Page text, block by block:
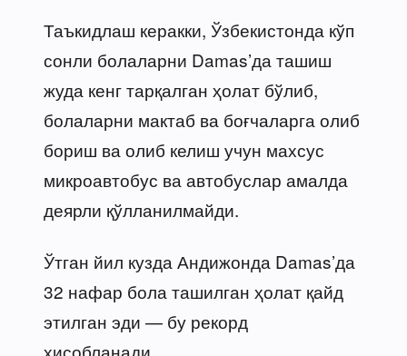
Таъкидлаш керакки, Ўзбекистонда кўп
сонли болаларни Damas’да ташиш
жуда кенг тарқалган ҳолат бўлиб,
болаларни мактаб ва боғчаларга олиб
бориш ва олиб келиш учун махсус
микроавтобус ва автобуслар амалда
деярли қўлланилмайди.
Ўтган йил кузда Андижонда Damas’да
32 нафар бола ташилган ҳолат қайд
этилган эди — бу рекорд
ҳисобланади.